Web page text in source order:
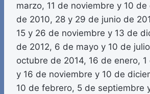
marzo, 11 de noviembre y 10
de 2010, 28 y 29 de junio de
15 y 26 de noviembre y 13 de
de 2012, 6 de mayo y 10 de
octubre de 2014, 16 de enero,
y 16 de noviembre y 10 de
10 de febrero, 5 de septiembre